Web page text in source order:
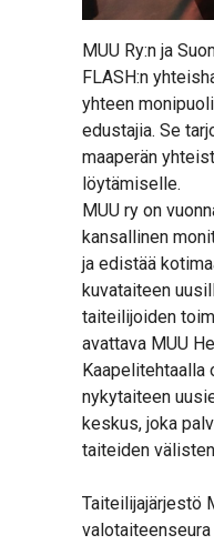
MUU Ry:n ja
FLASH:n
yhteen
edustajia. Se
maaperän
löytämiselle.
MUU ry on
kansallinen
ja edistää
kuvataiteen
taiteilijoiden
avattava MUU
Kaapelitehtaalla
nykytaiteen
keskus, joka
taiteiden
Taiteilijajärjestö